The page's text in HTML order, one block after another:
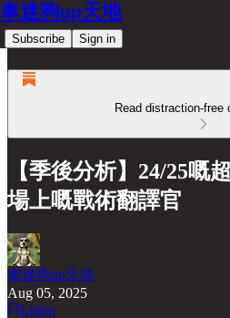
車迷狗up天地
Subscribe Sign in
Read distraction-free
【季後分析】24/25嘅
場上嘅戰術翻譯官
車迷狗up天地
Aug 05, 2025
Listen